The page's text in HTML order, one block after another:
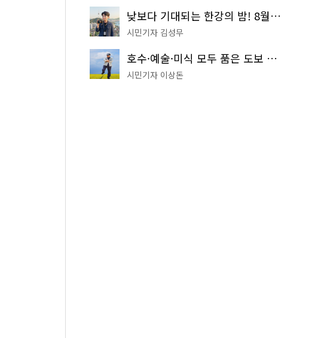
낮보다 기대되는 한강의 밤! 8월 한정 무료 '한강 밤핑' 예약은?
시민기자 김성무
호수·예술·미식 모두 품은 도보 코스! 서울식물원~LG아트센터~마곡테라스거리
시민기자 이상돈